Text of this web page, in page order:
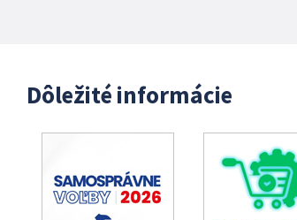
Dôležité informácie